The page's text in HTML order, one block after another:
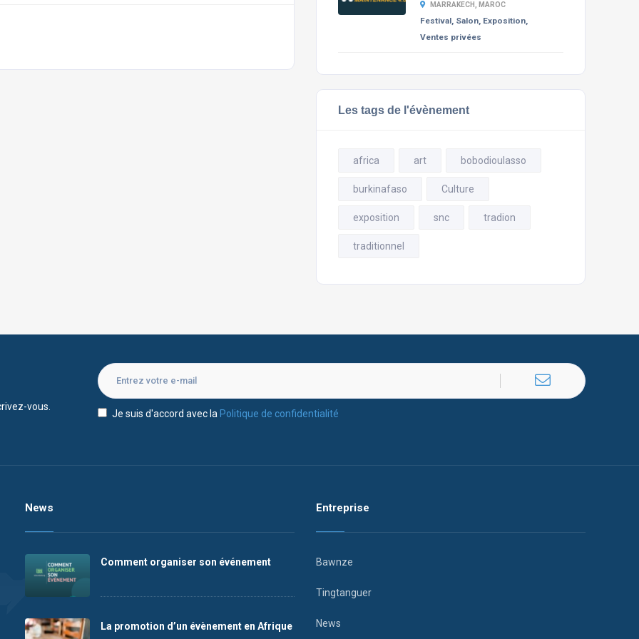
MARRAKECH, MAROC
Festival, Salon, Exposition,
Ventes privées
Les tags de l'évènement
africa art bobodioulasso
burkinafaso Culture
exposition snc tradion
traditionnel
vous.
Je suis d'accord avec la Politique de confidentialité
News
Comment organiser son événement
La promotion d’un évènement en Afrique
Entreprise
Bawnze
Tingtanguer
News